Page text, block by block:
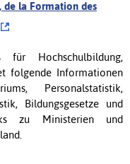
de la Formation des
Hochschulbildung,
folgende Informationen
Personalstatistik,
Bildungsgesetze und
zu Ministerien und